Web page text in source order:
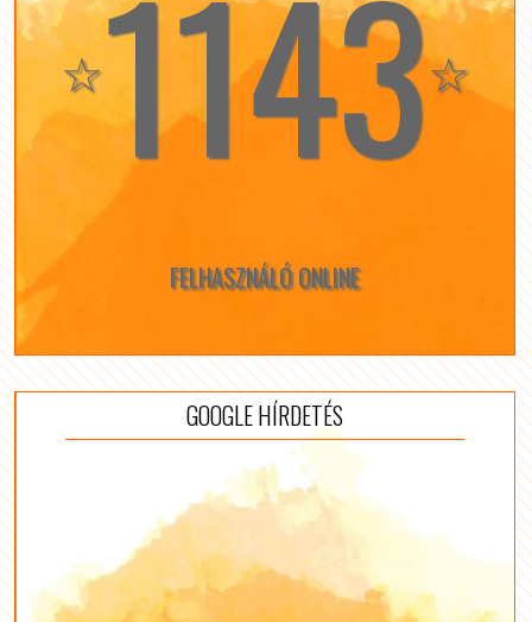
☆1143☆
FELHASZNÁLÓ ONLINE
GOOGLE HÍRDETÉS